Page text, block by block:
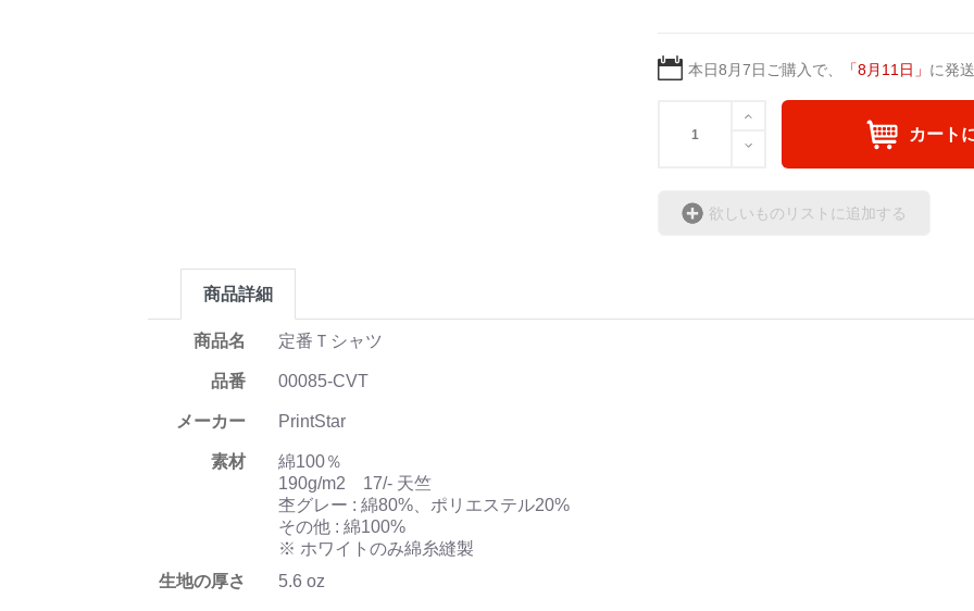
本日8月7日 ご購入で、 「8月11日 」 に発
カート
欲しいものリストに追加する
商品詳細
商品名 定番Ｔシャツ
品番 00085-CVT
メーカー PrintStar
素材
綿100％
190g/m2 17/- 天竺
杢グレー : 綿80%、ポリエステル20%
その他 : 綿100%
※ ホワイトのみ綿糸縫製
生地の厚さ
5.6 oz